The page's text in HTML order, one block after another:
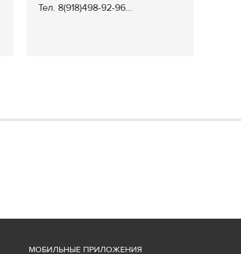
Тел. 8(918)498-92-96...
МОБИЛЬНЫЕ ПРИЛОЖЕНИЯ